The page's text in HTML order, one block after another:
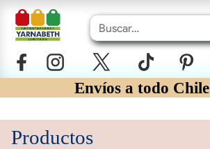
Envíos a todo Chile
Productos